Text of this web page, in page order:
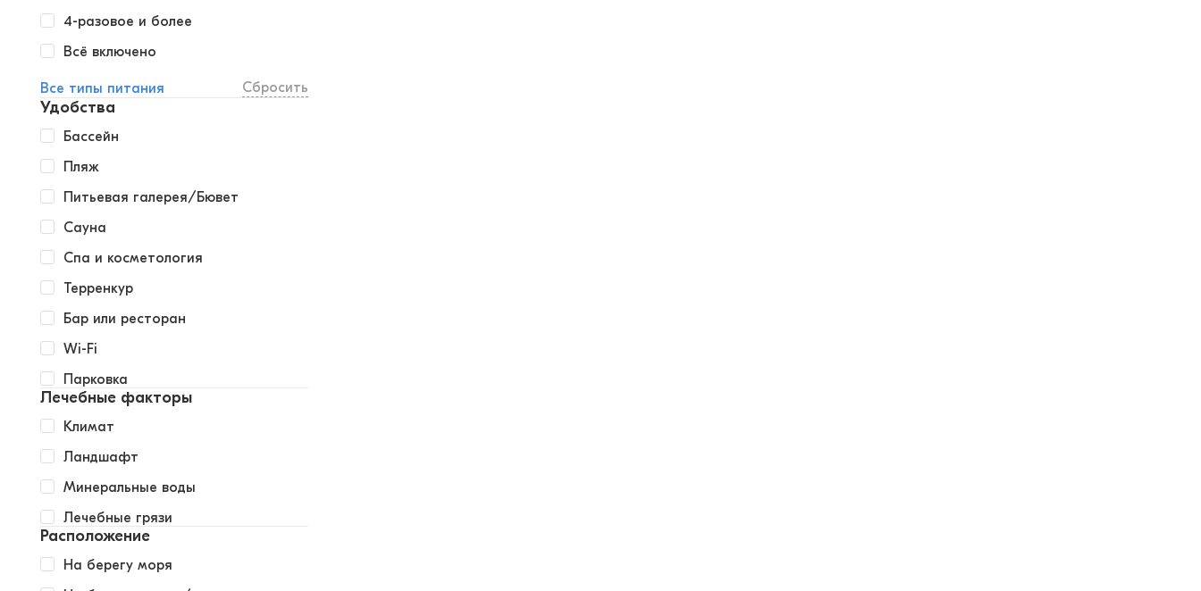
4-разовое и более
Всё включено
Все типы питания Сбросить
Удобства
Бассейн
Пляж
Питьевая галерея/Бювет
Сауна
Спа и косметология
Терренкур
Бар или ресторан
Wi-Fi
Парковка
Лечебные факторы
Климат
Ландшафт
Минеральные воды
Лечебные грязи
Расположение
На берегу моря